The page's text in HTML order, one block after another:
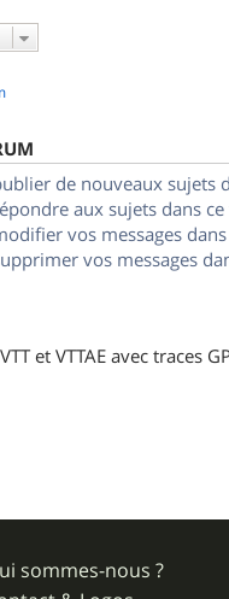
de nouveaux sujets
aux sujets dans
vos messages
vos messages
et VTTAE avec traces
sommes-nous ?